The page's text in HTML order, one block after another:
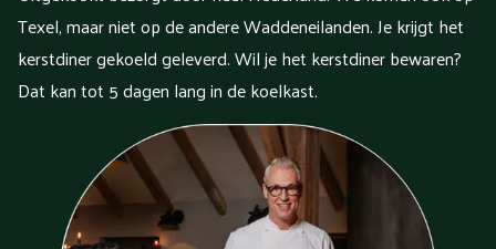
Texel, maar niet op de andere Waddeneilanden. Je krijgt het
kerstdiner gekoeld geleverd. Wil je het kerstdiner bewaren?
Dat kan tot 5 dagen lang in de koelkast.